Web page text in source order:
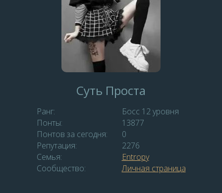
Суть Проста
Ранг:
Босс 12 уровня
Понты:
13877
Понтов за сегодня:
0
Репутация:
2276
Семья:
Entropy
Сообщество:
Личная страница